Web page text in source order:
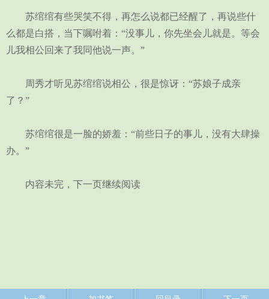
苏绾绾有些哭笑不得，再怎么说都已经醒了，再说些什
么都是白搭，当下嘱咐着：“没事儿，你先坐会儿就是。等会
儿我相公回来了我同他说一声。”
周秀才听见苏绾绾说相公，很是惊讶：“苏娘子成亲
了？”
苏绾绾很是一脸的娇羞：“前些日子的事儿，没有大肆操
办。”
内容未完，下一页继续阅读